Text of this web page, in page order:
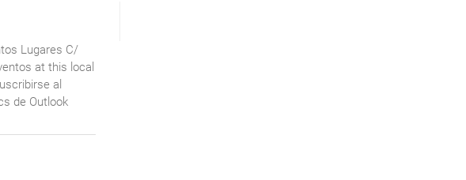
Lugares C/
at this local
al
de Outlook